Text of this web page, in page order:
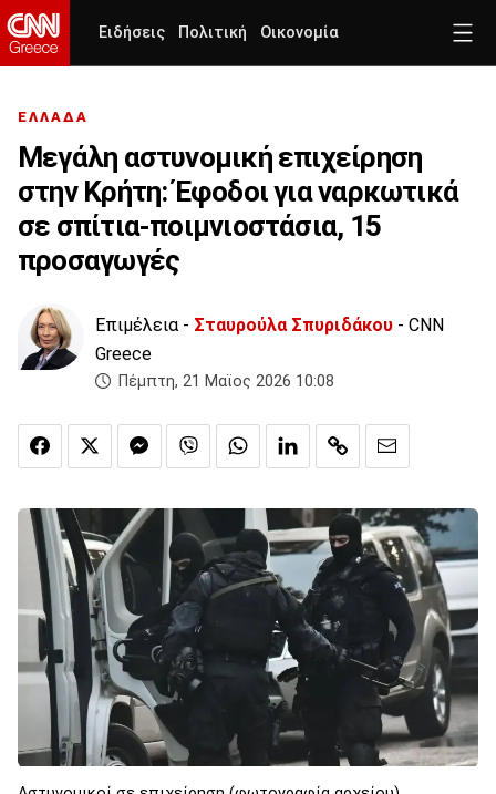
Ειδήσεις Πολιτική Οικονομία
ΕΛΛΑΔΑ
Μεγάλη αστυνομική επιχείρηση
στην Κρήτη: Έφοδοι για ναρκωτικά
σε σπίτια-ποιμνιοστάσια, 15
προσαγωγές
Επιμέλεια - Σταυρούλα Σπυριδάκου - CNN
Greece
Πέμπτη, 21 Μαϊος 2026 10:08